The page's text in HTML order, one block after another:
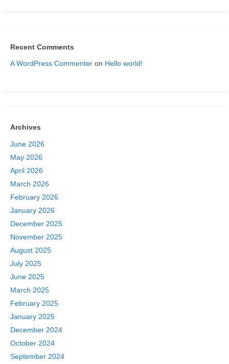
Recent Comments
A WordPress Commenter on Hello world!
Archives
June 2026
May 2026
April 2026
March 2026
February 2026
January 2026
December 2025
November 2025
August 2025
July 2025
June 2025
March 2025
February 2025
January 2025
December 2024
October 2024
September 2024